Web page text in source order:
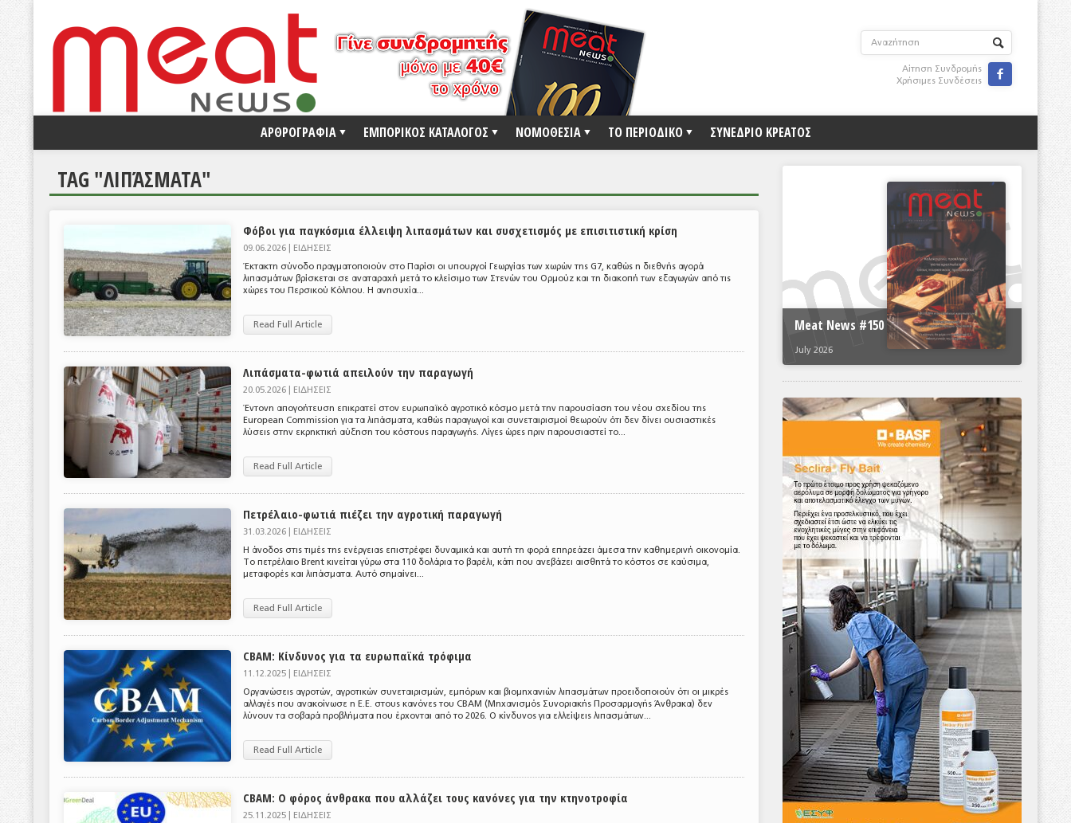
Αίτηση Συνδρομής
Χρήσιμες Συνδέσεις

ΑΡΘΡΟΓΡΑΦΙΑ ΕΜΠΟΡΙΚΟΣ ΚΑΤΑΛΟΓΟΣ ΝΟΜΟΘΕΣΙΑ ΤΟ ΠΕΡΙΟΔΙΚΟ ΣΥΝΕΔΡΙΟ ΚΡΕΑΤΟΣ
TAG "ΛΙΠΆΣΜΑΤΑ"
Φόβοι για παγκόσμια έλλειψη λιπασμάτων και συσχετισμός με επισιτιστική κρίση
09.06.2026 | ΕΙΔΗΣΕΙΣ
Έκτακτη σύνοδο πραγματοποιούν στο Παρίσι οι υπουργοί Γεωργίας των χωρών της G7, καθώς η διεθνής αγορά
λιπασμάτων βρίσκεται σε αναταραχή μετά το κλείσιμο των Στενών του Ορμούζ και τη διακοπή των εξαγωγών από τις
χώρες του Περσικού Κόλπου. Η ανησυχία...
Read Full Article
Λιπάσματα-φωτιά απειλούν την παραγωγή
20.05.2026 | ΕΙΔΗΣΕΙΣ
Έντονη απογοήτευση επικρατεί στον ευρωπαϊκό αγροτικό κόσμο μετά την παρουσίαση του νέου σχεδίου της
European Commission για τα λιπάσματα, καθώς παραγωγοί και συνεταιρισμοί θεωρούν ότι δεν δίνει ουσιαστικές
λύσεις στην εκρηκτική αύξηση του κόστους παραγωγής. Λίγες ώρες πριν παρουσιαστεί το...
Read Full Article
Πετρέλαιο-φωτιά πιέζει την αγροτική παραγωγή
31.03.2026 | ΕΙΔΗΣΕΙΣ
Η άνοδος στις τιμές της ενέργειας επιστρέφει δυναμικά και αυτή τη φορά επηρεάζει άμεσα την καθημερινή οικονομία.
Το πετρέλαιο Brent κινείται γύρω στα 110 δολάρια το βαρέλι, κάτι που ανεβάζει αισθητά το κόστος σε καύσιμα,
μεταφορές και λιπάσματα. Αυτό σημαίνει...
Read Full Article
CBAM: Κίνδυνος για τα ευρωπαϊκά τρόφιμα
11.12.2025 | ΕΙΔΗΣΕΙΣ
Οργανώσεις αγροτών, αγροτικών συνεταιρισμών, εμπόρων και βιομηχανιών λιπασμάτων προειδοποιούν ότι οι μικρές
αλλαγές που ανακοίνωσε η Ε.Ε. στους κανόνες του CBAM (Μηχανισμός Συνοριακής Προσαρμογής Άνθρακα) δεν
λύνουν τα σοβαρά προβλήματα που έρχονται από το 2026. Ο κίνδυνος για ελλείψεις λιπασμάτων...
Read Full Article
CBAM: Ο φόρος άνθρακα που αλλάζει τους κανόνες για την κτηνοτροφία
25.11.2025 | ΕΙΔΗΣΕΙΣ
Meat News #150
July 2026